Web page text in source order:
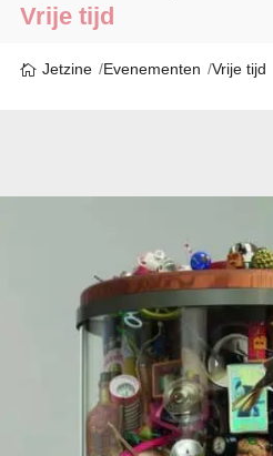
Vrije tijd
Jetzine Evenementen Vrije tijd